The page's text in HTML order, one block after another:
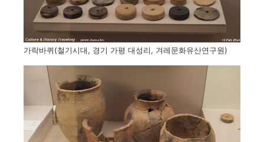
가락바퀴(철기시대, 경기 가평 대성리, 겨레문화유산연구원)